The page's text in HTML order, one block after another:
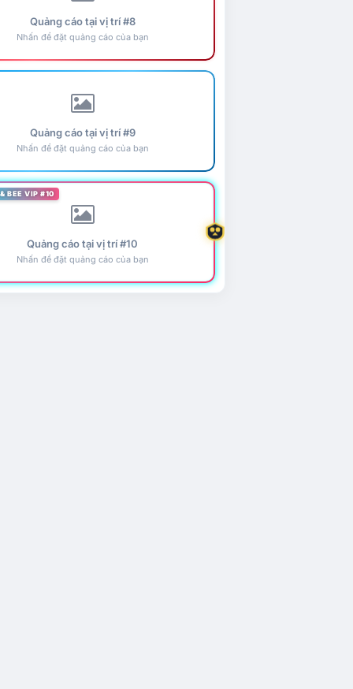
Quảng cáo tại vị trí #8
Nhấn để đặt quảng cáo của bạn
Quảng cáo tại vị trí #9
Nhấn để đặt quảng cáo của bạn
BEE VIP #10
Quảng cáo tại vị trí #10
Nhấn để đặt quảng cáo của bạn